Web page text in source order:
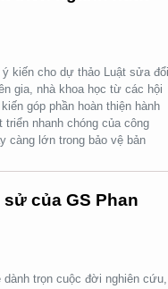
kiến cho dự thảo Luật sửa
gia, nhà khoa học từ các hội
góp phần hoàn thiện hành
nhanh chóng của công
càng lớn trong bảo vệ bản
của GS Phan
trọn cuộc đời nghiên cứu,